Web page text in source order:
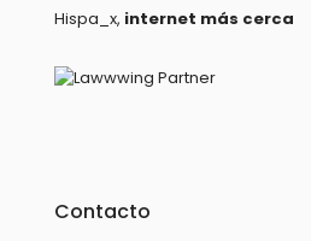
Hispa_x, internet más cerca
Contacto